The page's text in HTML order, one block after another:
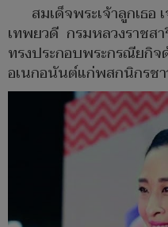
สมเด็จพระเจ้าลูกเธอ
เทพยวดี กรมหลวงราชส
ทรงประกอบพระกรณียกิ
อเนกอนันต์แก่พสกนิกรชา